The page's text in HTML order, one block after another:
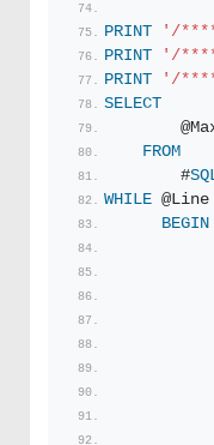
PRINT
'/
PRINT
'/
PRINT
'/
SELECT
FROM
        #
WHILE @Line
BEGIN